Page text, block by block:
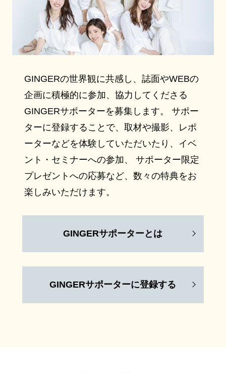
GINGERの世界観に共感し、誌面やWEBの
企画に積極的に参加、協力してくださる
GINGERサポーターを募集します。 サポー
ターに登録することで、取材や撮影、レポ
ーターなどを体験していただいたり、イベ
ント・セミナーへの参加、 サポーター限定
プレゼントへの応募など、数々の特典をお
楽しみいただけます。
GINGERサポーターとは
GINGERサポーターに登録する